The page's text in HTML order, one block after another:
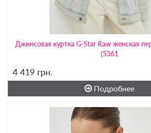
Джинсовая куртка G-Star Raw женская
(5361
4 419 грн.
Подробнее